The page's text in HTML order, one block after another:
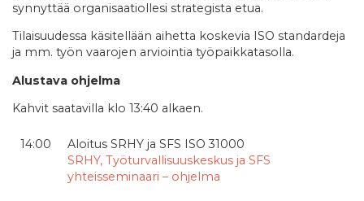
synnyttää organisaatiollesi strategista etua.
Tilaisuudessa käsitellään aihetta koskevia ISO standardeja
ja mm. työn vaarojen arviointia työpaikkatasolla.
Alustava ohjelma
Kahvit saatavilla klo 13:40 alkaen.
14:00
Aloitus SRHY ja SFS ISO 31000
SRHY, Työturvallisuuskeskus ja SFS
yhteisseminaari – ohjelma